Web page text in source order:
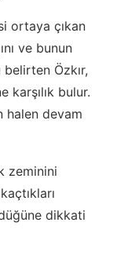
ortaya çıkan
ve bunun
Özkır,
karşılık bulur.
halen devam
zeminini
dikkati